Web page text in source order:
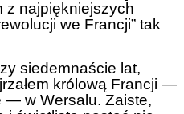
z najpiękniejszych
we Francji” tak
siedemnaście lat,
królową Francji —
— w Wersalu. Zaiste,